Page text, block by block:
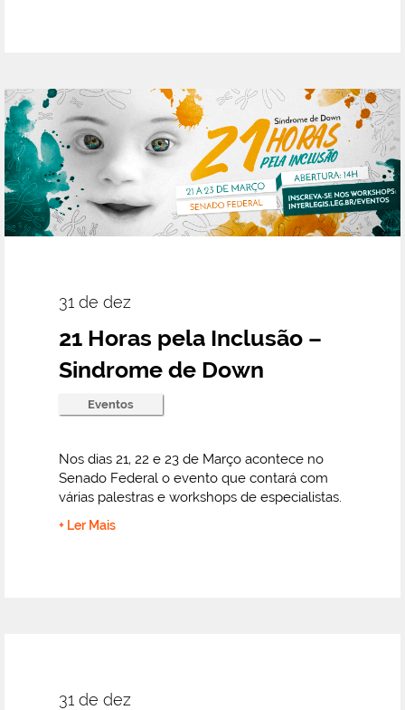
31 de dez
21 Horas pela Inclusão –
Sindrome de Down
Eventos
Nos dias 21, 22 e 23 de Março acontece no
Senado Federal o evento que contará com
várias palestras e workshops de especialistas.
+ Ler Mais
31 de dez